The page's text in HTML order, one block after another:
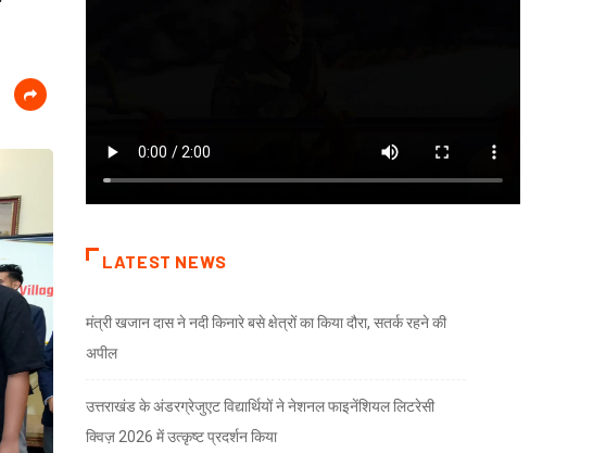
LATEST NEWS
मंत्री खजान दास ने नदी किनारे बसे क्षेत्रों का किया दौरा, सतर्क रहने की
अपील
उत्तराखंड के अंडरग्रेजुएट विद्यार्थियों ने नेशनल फाइनेंशियल लिटरेसी
क्विज़ 2026 में उत्कृष्ट प्रदर्शन किया